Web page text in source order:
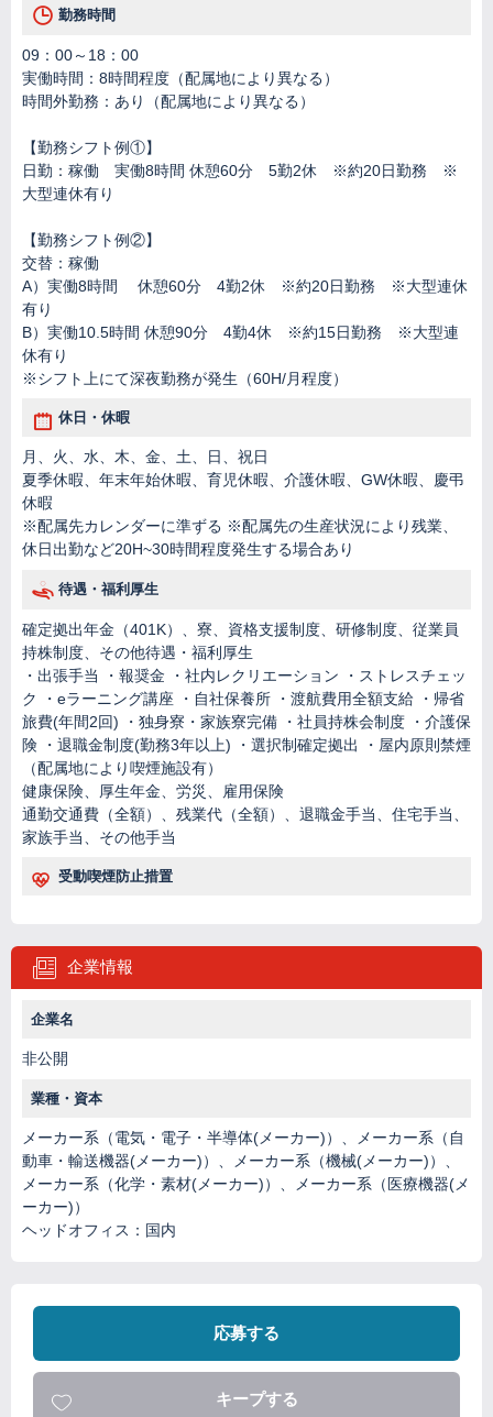
勤務時間
09：00～18：00
実働時間：8時間程度（配属地により異なる）
時間外勤務：あり（配属地により異なる）
【勤務シフト例①】
日勤：稼働 実働8時間 休憩60分 5勤2休 ※約20日勤務 ※
大型連休有り
【勤務シフト例②】
交替：稼働
A）実働8時間 休憩60分 4勤2休 ※約20日勤務 ※大型連休
有り
B）実働10.5時間 休憩90分 4勤4休 ※約15日勤務 ※大型連
休有り
※シフト上にて深夜勤務が発生（60H/月程度）
休日・休暇
月、火、水、木、金、土、日、祝日
夏季休暇、年末年始休暇、育児休暇、介護休暇、GW休暇、慶弔
休暇
※配属先カレンダーに準ずる ※配属先の生産状況により残業、
休日出勤など20H~30時間程度発生する場合あり
待遇・福利厚生
確定拠出年金（401K）、寮、資格支援制度、研修制度、従業員
持株制度、その他待遇・福利厚生
・出張手当 ・報奨金 ・社内レクリエーション ・ストレスチェッ
ク ・eラーニング講座 ・自社保養所 ・渡航費用全額支給 ・帰省
旅費(年間2回) ・独身寮・家族寮完備 ・社員持株会制度 ・介護保
険 ・退職金制度(勤務3年以上) ・選択制確定拠出 ・屋内原則禁煙
（配属地により喫煙施設有）
健康保険、厚生年金、労災、雇用保険
通勤交通費（全額）、残業代（全額）、退職金手当、住宅手当、
家族手当、その他手当
受動喫煙防止措置
企業情報
企業名
非公開
業種・資本
メーカー系（電気・電子・半導体(メーカー)）、メーカー系（自
動車・輸送機器(メーカー)）、メーカー系（機械(メーカー)）、
メーカー系（化学・素材(メーカー)）、メーカー系（医療機器(メ
ーカー)）
ヘッドオフィス：国内
応募する
キープする